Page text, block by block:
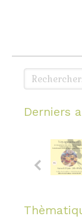
Rechercher
Derniers